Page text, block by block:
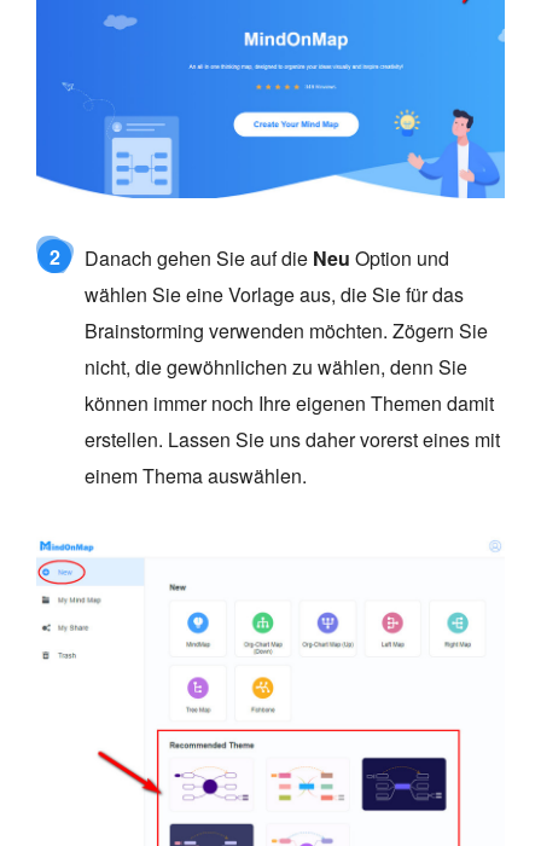
2 Danach gehen Sie auf die Neu Option und
wählen Sie eine Vorlage aus, die Sie für das
Brainstorming verwenden möchten. Zögern Sie
nicht, die gewöhnlichen zu wählen, denn Sie
können immer noch Ihre eigenen Themen damit
erstellen. Lassen Sie uns daher vorerst eines mit
einem Thema auswählen.